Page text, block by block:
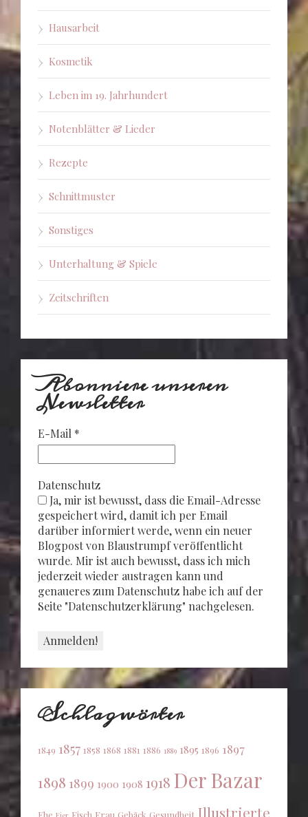
Hausarbeit
Kosmetik
Leben im 19. Jahrhundert
Notenblätter & Lieder
Rezepte
Schnittmuster
Sonstiges
Unterhaltung & Spiele
Zeitschriften
Abonniere unseren
Newsletter
E-Mail *
Datenschutz
Ja, mir ist bewusst, dass die Email-Adresse
gespeichert wird, damit ich per Email
darüber informiert werde, wenn ein neuer
Blogpost von Blaustrumpf veröffentlicht
wurde. Mir ist auch bewusst, dass ich mich
jederzeit wieder austragen kann und
genaueres zum Datenschutz habe ich auf der
Seite "Datenschutzerklärung" nachgelesen.
Schlagwörter
1849 1857 1858 1868 1881 1886 1889 1895 1896 1897
1898 1899 1900 1908 1918 Der Bazar
Ehe Fisch Frau Gebäck Gesundheit Illustrierte